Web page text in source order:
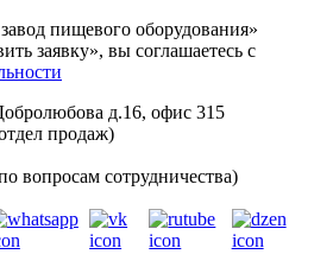
пищевого оборудования»
заявку», вы соглашаетесь с
д.16, офис 315
продаж)
вопросам сотрудничества)